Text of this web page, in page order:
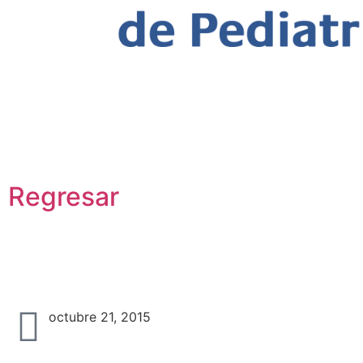
Regresar
octubre 21, 2015